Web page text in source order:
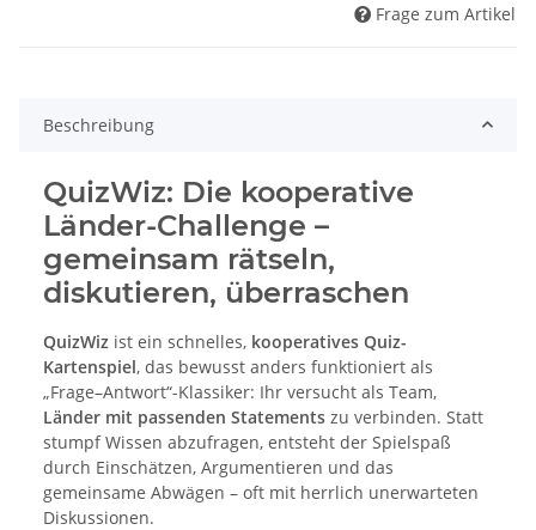
Frage zum Artikel
Beschreibung
QuizWiz: Die kooperative
Länder-Challenge –
gemeinsam rätseln,
diskutieren, überraschen
QuizWiz ist ein schnelles, kooperatives Quiz-
Kartenspiel, das bewusst anders funktioniert als
„Frage–Antwort“-Klassiker: Ihr versucht als Team,
Länder mit passenden Statements zu verbinden. Statt
stumpf Wissen abzufragen, entsteht der Spielspaß
durch Einschätzen, Argumentieren und das
gemeinsame Abwägen – oft mit herrlich unerwarteten
Diskussionen.